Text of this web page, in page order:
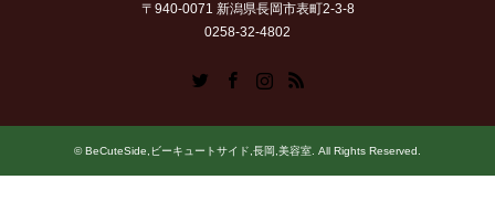
〒940-0071 新潟県長岡市表町2-3-8
0258-32-4802
RSS
©BeCuteSide,ビーキュートサイド,長岡,美容室 . All Rights Reserved.